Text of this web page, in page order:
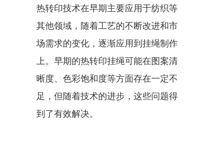
热转印技术在早期主要应用于纺织等
其他领域，随着工艺的不断改进和市
场需求的变化，逐渐应用到挂绳制作
上。早期的热转印挂绳可能在图案清
晰度、色彩饱和度等方面存在一定不
足，但随着技术的进步，这些问题得
到了有效解决。